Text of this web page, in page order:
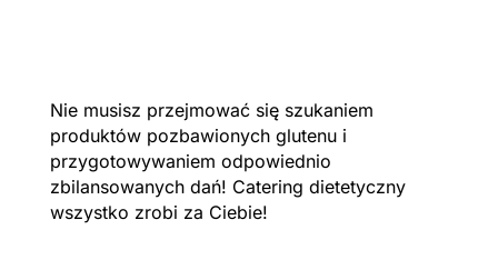
Nie musisz przejmować się szukaniem
produktów pozbawionych glutenu i
przygotowywaniem odpowiednio
zbilansowanych dań! Catering dietetyczny
wszystko zrobi za Ciebie!